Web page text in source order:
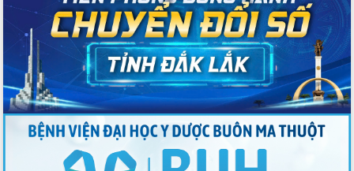
Gỡ khó, khởi công xây dựng, sửa chữa
toàn bộ nhà ở cho hộ dân đúng tiến độ
đề ra
UBND tỉnh Đắk Lắk tổng kết công tác
quốc phòng, quân sự địa phương năm
2025
Tập trung triển khai quyết liệt, đồng bộ
các giải pháp nhằm thực hiện hiệu quả
các nhiệm vụ đề ra năm 2025
Phát huy vai trò của người có uy tín